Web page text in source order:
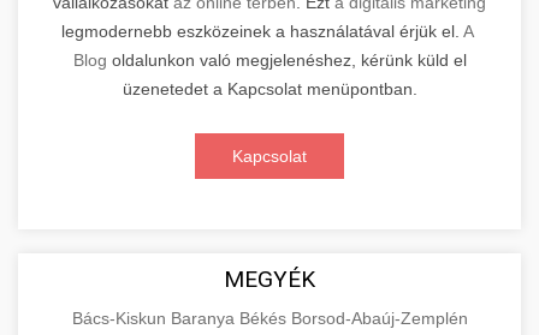
legmodernebb eszközeinek a használatával érjük el. A
Blog oldalunkon való megjelenéshez, kérünk küld el
üzenetedet a Kapcsolat menüpontban.
Kapcsolat
MEGYÉK
Bács-Kiskun Baranya Békés Borsod-Abaúj-Zemplén